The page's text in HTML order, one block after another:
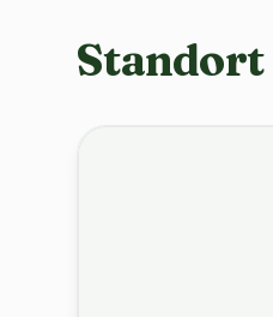
Standort